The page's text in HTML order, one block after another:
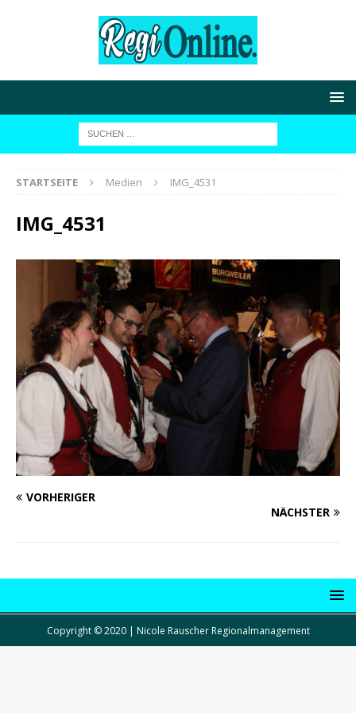
STARTSEITE Medien IMG_4531
IMG_4531
VORHERIGER
NÄCHSTER
Copyright © 2020 | Nicole Rauscher Regionalmanagement